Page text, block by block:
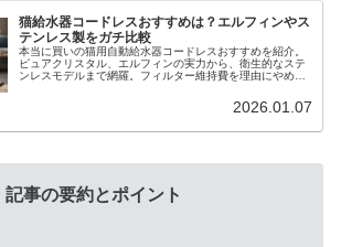
猫給水器コードレスおすすめは？エルフィンやス
テンレス製をガチ比較
本当に買いの猫用自動給水器コードレスおすすめを紹介。
ピュアクリスタル、エルフィンの実力から、衛生的なステ
ンレスモデルまで網羅。フィルター維持費を理由にやめた
2026.01.07
記事の要約とポイント